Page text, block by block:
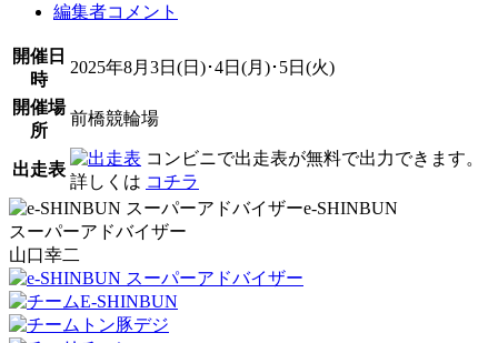
編集者コメント
開催日
時
2025年8月3日(日)･4日(月)･5日(火)
開催場
所
前橋競輪場
出走表
コンビニで出走表が無料で出力できます。
詳しくは コチラ
e-SHINBUN
スーパーアドバイザー
山口幸二